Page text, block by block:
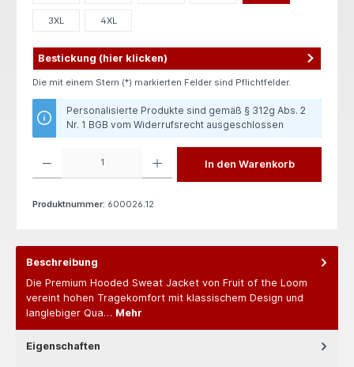
3XL 4XL
Bestickung (hier klicken)
Die mit einem Stern (*) markierten Felder sind Pflichtfelder.
Personalisierte Produkte sind gemäß § 312g Abs. 2
Nr. 1 BGB vom Widerrufsrecht ausgeschlossen
In den Warenkorb
Produktnummer: 600026.12
Beschreibung
Die Premium Hooded Sweat Jacket von Fruit of the Loom
vereint hohen Tragekomfort mit klassischem Design und
langlebiger Qua… Mehr
Eigenschaften